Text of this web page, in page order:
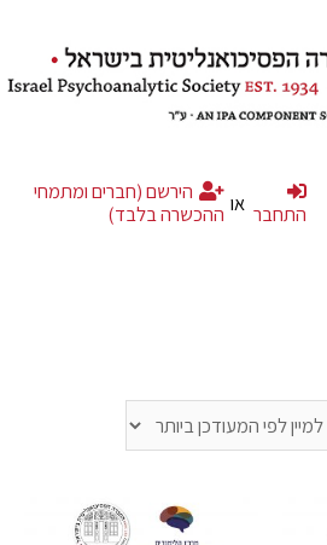
התחבר או
הירשם (חברים ומתמחי
ההכשרה בלבד)